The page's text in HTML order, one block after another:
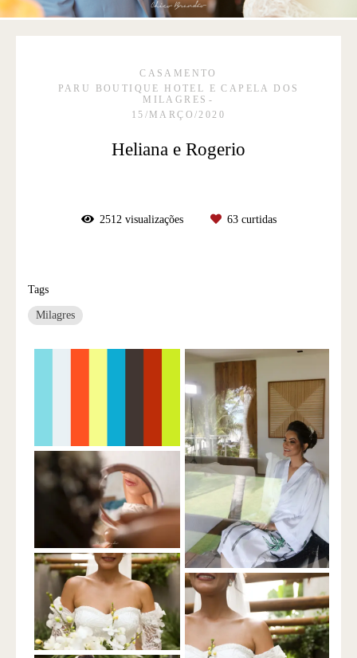
CASAMENTO
PARU BOUTIQUE HOTEL E CAPELA DOS
MILAGRES
15/MARÇO/2020
Heliana e Rogerio
2512 visualizações 63curtidas
Tags
Milagres